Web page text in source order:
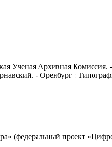
Ученая Архивная Комиссия.
- Оренбург :
(федеральный проект